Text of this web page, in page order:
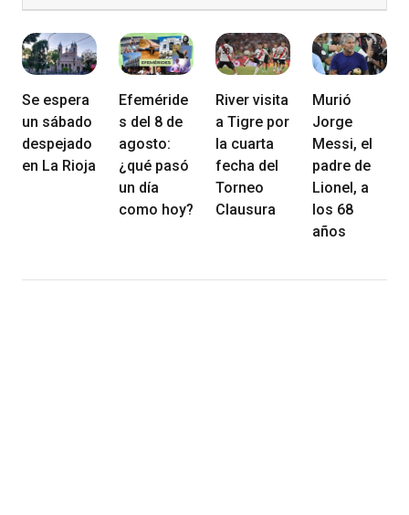
Se espera
un sábado
despejado
en La Rioja
Efeméride
s del 8 de
agosto:
¿qué pasó
un día
como hoy?
River visita
a Tigre por
la cuarta
fecha del
Torneo
Clausura
Murió
Jorge
Messi, el
padre de
Lionel, a
los 68
años